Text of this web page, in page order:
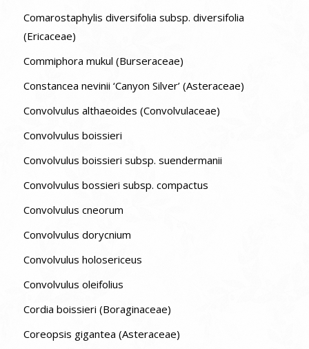
Comarostaphylis diversifolia subsp. diversifolia
(Ericaceae)
Commiphora mukul (Burseraceae)
Constancea nevinii ‘Canyon Silver’ (Asteraceae)
Convolvulus althaeoides (Convolvulaceae)
Convolvulus boissieri
Convolvulus boissieri subsp. suendermanii
Convolvulus bossieri subsp. compactus
Convolvulus cneorum
Convolvulus dorycnium
Convolvulus holosericeus
Convolvulus oleifolius
Cordia boissieri (Boraginaceae)
Coreopsis gigantea (Asteraceae)